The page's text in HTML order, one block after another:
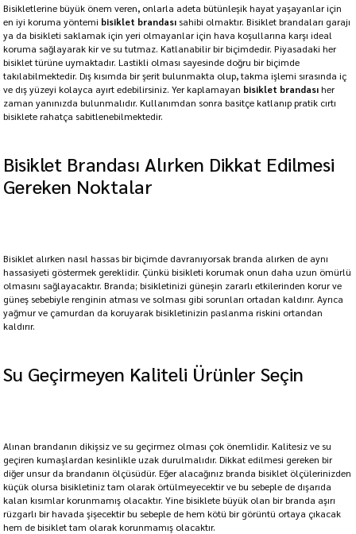
Bisikletlerine büyük önem veren, onlarla adeta bütünleşik hayat yaşayanlar için
en iyi koruma yöntemi bisiklet brandası sahibi olmaktır. Bisiklet brandaları garajı
ya da bisikleti saklamak için yeri olmayanlar için hava koşullarına karşı ideal
koruma sağlayarak kir ve su tutmaz. Katlanabilir bir biçimdedir. Piyasadaki her
bisiklet türüne uymaktadır. Lastikli olması sayesinde doğru bir biçimde
takılabilmektedir. Dış kısımda bir şerit bulunmakta olup, takma işlemi sırasında iç
ve dış yüzeyi kolayca ayırt edebilirsiniz. Yer kaplamayan bisiklet brandasıher
zaman yanınızda bulunmalıdır. Kullanımdan sonra basitçe katlanıp pratik cırtı
bisiklete rahatça sabitlenebilmektedir.
Bisiklet Brandası Alırken Dikkat Edilmesi
Gereken Noktalar
Bisiklet alırken nasıl hassas bir biçimde davranıyorsak branda alırken de aynı
hassasiyeti göstermek gereklidir. Çünkü bisikleti korumak onun daha uzun ömürlü
olmasını sağlayacaktır. Branda; bisikletinizi güneşin zararlı etkilerinden korur ve
güneş sebebiyle renginin atması ve solması gibi sorunları ortadan kaldırır. Ayrıca
yağmur ve çamurdan da koruyarak bisikletinizin paslanma riskini ortandan
kaldırır.
Su Geçirmeyen Kaliteli Ürünler Seçin
Alınan brandanın dikişsiz ve su geçirmez olması çok önemlidir. Kalitesiz ve su
geçiren kumaşlardan kesinlikle uzak durulmalıdır. Dikkat edilmesi gereken bir
diğer unsur da brandanın ölçüsüdür. Eğer alacağınız branda bisiklet ölçülerinizden
küçük olursa bisikletiniz tam olarak örtülmeyecektir ve bu sebeple de dışarıda
kalan kısımlar korunmamış olacaktır. Yine bisiklete büyük olan bir branda aşırı
rüzgarlı bir havada şişecektir bu sebeple de hem kötü bir görüntü ortaya çıkacak
hem de bisiklet tam olarak korunmamış olacaktır.